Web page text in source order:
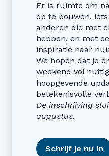
Er is ruimte om
op te bouwen,
anderen die met
hebben, en met
inspiratie naar
We hopen dat je
weekend vol
hoopgevende
betekenisvolle
De inschrijving
augustus.
Schrijf je nu in